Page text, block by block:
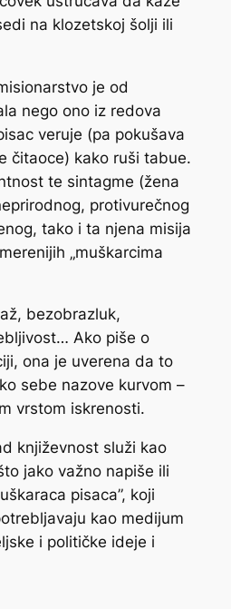
na klozetskoj šolji ili
je od
nego ono iz redova
veruje (pa pokušava
čitaoce) kako ruši tabue.
te sintagme (žena
protivurečnog
tako i ta njena misija
„muškarcima
bezobrazluk,
Ako piše o
ona je uverena da to
sebe nazove kurvom –
vrstom iskrenosti.
književnost služi kao
jako važnonapiše ili
pisaca”, koji
kao medijum
i političke ideje i